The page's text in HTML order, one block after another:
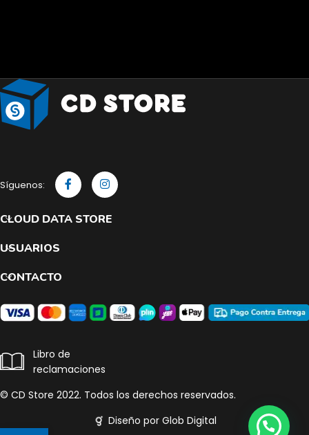
Síguenos:
CLOUD DATA STORE
USUARIOS
CONTACTO
Libro de
reclamaciones
© CD Store 2022. Todos los derechos reservados.
Diseño por Glob Digital